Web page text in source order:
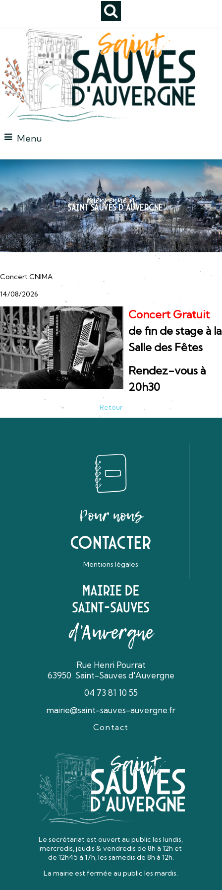
Menu
Bienvenue à
Saint Sauves d'auvergne
Concert CNIMA
14/08/2026
Concert Gratuit
de fin de stage à la
Salle des Fêtes
Rendez-vous à
20h30
Retour
Pour nous
Contacter
Mentions légales
Mairie de
Saint-Sauves
d'Auvergne
Rue Henri Pourrat
63950 Saint-Sauves d'Auvergne
04 73 81 10 55
mairie@saint-sauves-auvergne.fr
Contact
Le secrétariat est ouvert au public les lundis,
mercredis, jeudis & vendredisde 8h à 12h et
de 12h45 à 17h, les samedis de 8h à 12h.
La mairie est fermée au public les mardis.